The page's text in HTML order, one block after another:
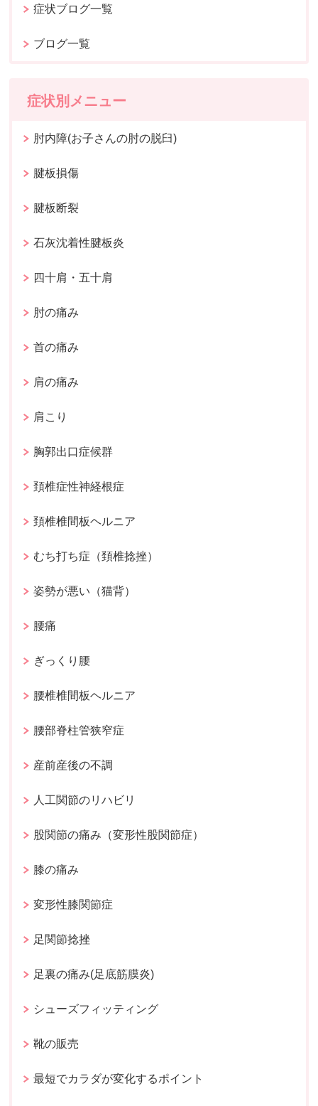
症状ブログ一覧
ブログ一覧
症状別メニュー
肘内障(お子さんの肘の脱臼)
腱板損傷
腱板断裂
石灰沈着性腱板炎
四十肩・五十肩
肘の痛み
首の痛み
肩の痛み
肩こり
胸郭出口症候群
頚椎症性神経根症
頚椎椎間板ヘルニア
むち打ち症（頚椎捻挫）
姿勢が悪い（猫背）
腰痛
ぎっくり腰
腰椎椎間板ヘルニア
腰部脊柱管狭窄症
産前産後の不調
人工関節のリハビリ
股関節の痛み（変形性股関節症）
膝の痛み
変形性膝関節症
足関節捻挫
足裏の痛み(足底筋膜炎)
シューズフィッティング
靴の販売
最短でカラダが変化するポイント